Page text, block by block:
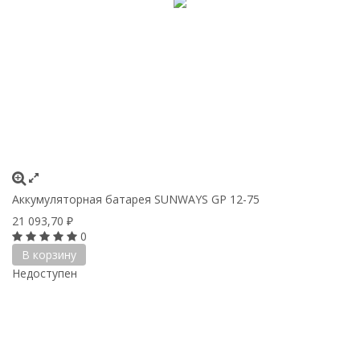
Аккумуляторная батарея SUNWAYS GP 12-75
21 093,70 ₽
0
В корзину
Недоступен